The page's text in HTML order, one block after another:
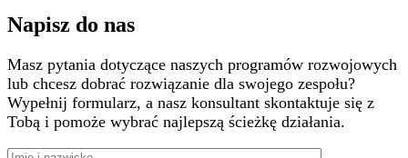
Napisz do nas
Masz pytania dotyczące naszych programów rozwojowych
lub chcesz dobrać rozwiązanie dla swojego zespołu?
Wypełnij formularz, a nasz konsultant skontaktuje się z
Tobą i pomoże wybrać najlepszą ścieżkę działania.